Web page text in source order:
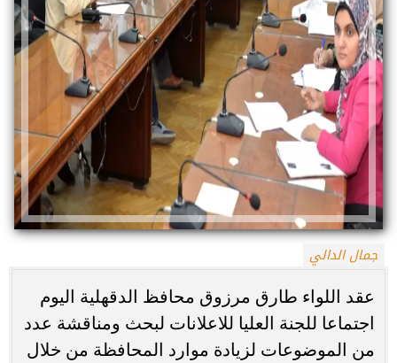
جمال الدالي
عقد اللواء طارق مرزوق محافظ الدقهلية اليوم
اجتماعا للجنة العليا للاعلانات لبحث ومناقشة عدد
من الموضوعات لزيادة موارد المحافظة من خلال